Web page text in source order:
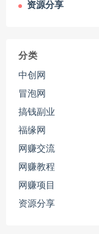
资源分享
分类
中创网
冒泡网
搞钱副业
福缘网
网赚交流
网赚教程
网赚项目
资源分享